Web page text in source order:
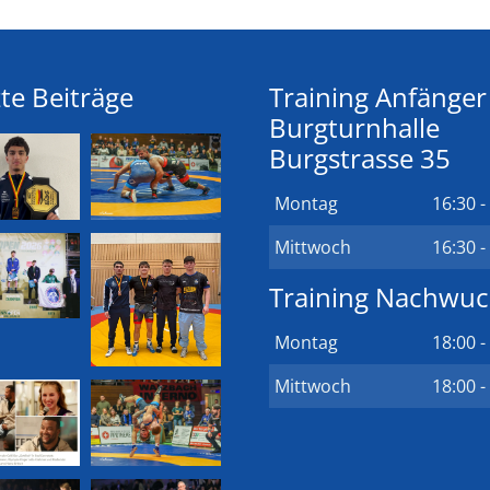
Beiträge
Training Anfänger
Burgturnhalle
Burgstrasse 35
Montag
16:30
Mittwoch
16:30
Training
Montag
18:00
Mittwoch
18:00